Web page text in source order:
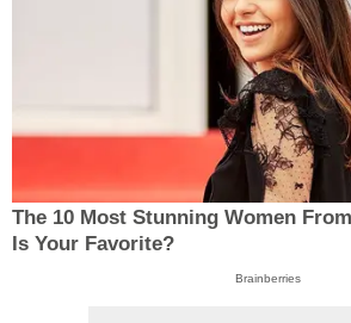
The 10 Most Stunning Women
Is Your Favorite?
Brainberries